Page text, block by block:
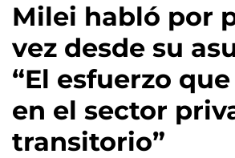
Milei habló por
vez desde su
“El esfuerzo
en el sector
transitorio”